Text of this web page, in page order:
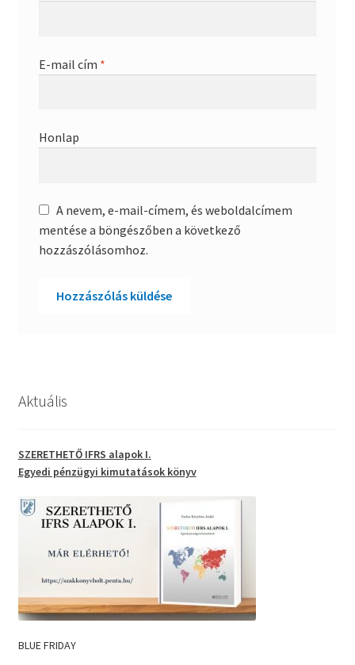
E-mail cím *
Honlap
A nevem, e-mail-címem, és weboldalcímem
mentése a böngészőben a következő
hozzászólásomhoz.
Aktuális
SZERETHETŐ IFRS alapok I.
Egyedi pénzügyi kimutatások könyv
BLUE FRIDAY